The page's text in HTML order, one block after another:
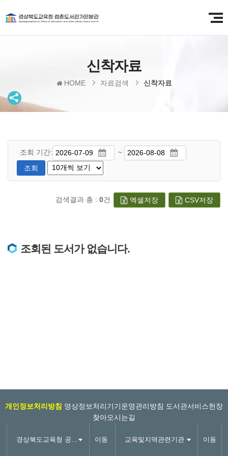
신착자료
HOME 자료검색 신착자료
조회 기간:
~
조회
검색결과 총 : 0건 엑셀저장 CSV저장
조회된 도서가 없습니다.
개인정보처리방침 영상정보처리기기운영관리방침 도서관서비스헌장
찾아오시는길
경상북도교육청 공공도서관 이동 교육및지역관련기관 이동